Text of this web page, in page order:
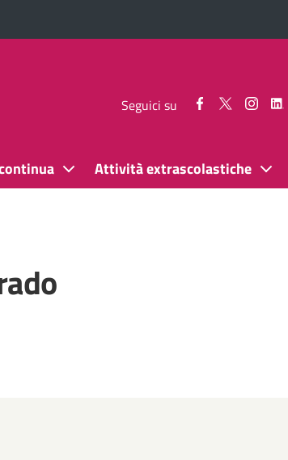
Seguici su
Seguici SeguiciSeguici
Attività extrascolastiche